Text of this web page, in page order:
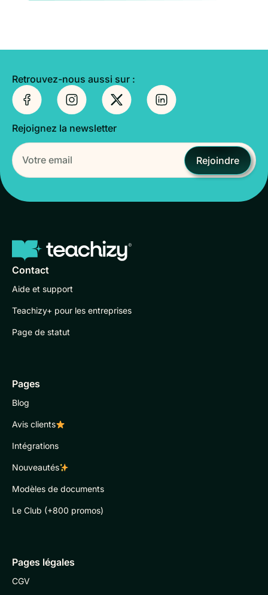
Retrouvez-nous aussi sur :
Rejoignez la newsletter
Rejoindre
Contact
Aide et support
Teachizy+ pour les entreprises
Page de statut
Pages
Blog
Avis clients
Intégrations
Nouveautés
Modèles de documents
Le Club (+800 promos)
Pages légales
CGV